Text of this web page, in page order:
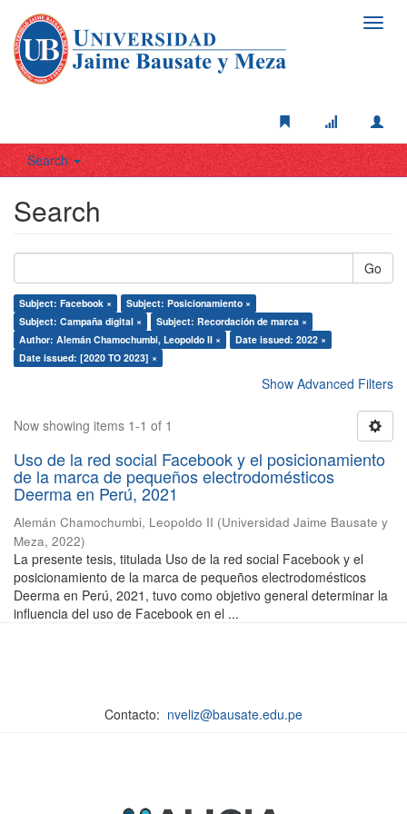
Search
Search
Go
Subject: Facebook ×
Subject: Posicionamiento ×
Subject: Campaña digital ×
Subject: Recordación de marca ×
Author: Alemán Chamochumbi, Leopoldo II ×
Date issued: 2022 ×
Date issued: [2020 TO 2023] ×
Show Advanced Filters
Now showing items 1-1 of 1
Uso de la red social Facebook y el posicionamiento
de la marca de pequeños electrodomésticos
Deerma en Perú, 2021
Alemán Chamochumbi, Leopoldo II (Universidad Jaime Bausate y
Meza, 2022)
La presente tesis, titulada Uso de la red social Facebook y el
posicionamiento de la marca de pequeños electrodomésticos
Deerma en Perú, 2021, tuvo como objetivo general determinar la
influencia del uso de Facebook en el ...
Contacto: nveliz@bausate.edu.pe